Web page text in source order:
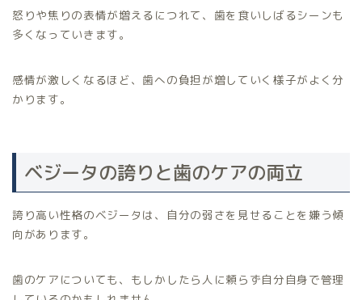
怒りや焦りの表情が増えるにつれて、歯を食いしばるシーンも
多くなっていきます。
感情が激しくなるほど、歯への負担が増していく様子がよく分
かります。
ベジータの誇りと歯のケアの両立
誇り高い性格のベジータは、自分の弱さを見せることを嫌う傾
向があります。
歯のケアについても、もしかしたら人に頼らず自分自身で管理